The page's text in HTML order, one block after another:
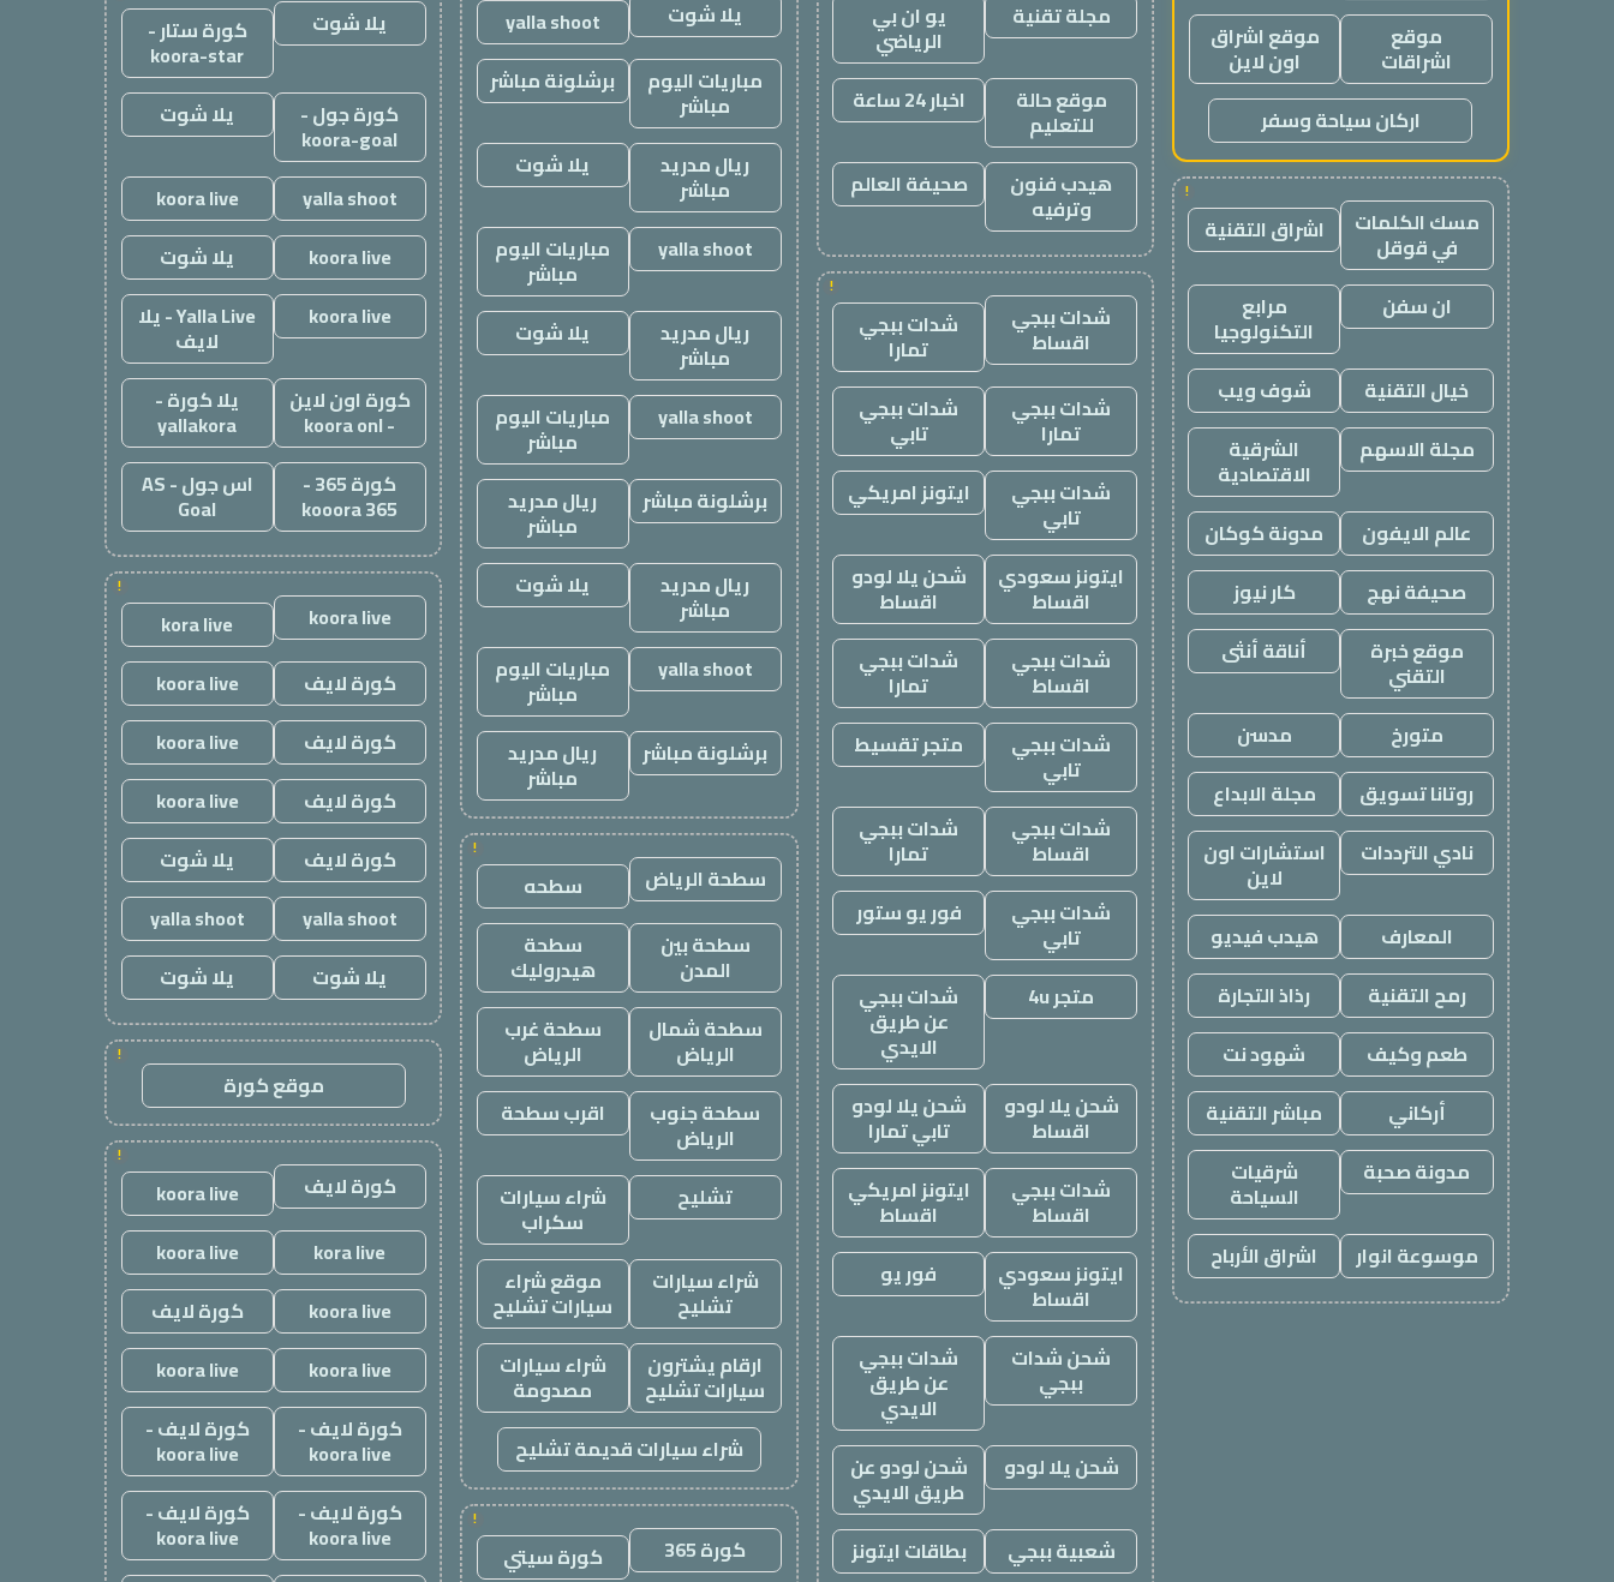
موقع
اشراقات
موقع اشراق
اون لاين
اركان سياحة وسفر
!
مسك الكلمات
في قوقل اشراق التقنية
ان سفن مرابع
التكنولوجيا
خيال التقنية
شوف ويب
مجلة الاسهم
الشرقية
الاقتصادية
عالم الايفون
مدونة كوكان
صحيفة نهج
كار نيوز
موقع خبرة
التقني
أناقة أنثى
متورخ
مدسن
روتانا تسويق
مجلة الابداع
نادي الترددات
استشارات اون
لاين
المعارف
هيدب فيديو
رمح التقنية
رذاذ التجارة
طعم وكيف
شهود نت
أركاني
مباشر التقنية
مدونة صحبة
شرقيات
السياحة
موسوعة انوار
اشراق الأرباح
مجلة تقنية يو ان بي
الرياضي
موقع حالة
للتعليم
اخبار 24 ساعة
هيدب فنون
وترفيه
صحيفة العالم
!
شدات ببجي
اقساط شدات ببجي
تمارا
شدات ببجي
تمارا
شدات ببجي
تابي
شدات ببجي
تابي
ايتونز امريكي
ايتونز سعودي
اقساط
شحن يلا لودو
اقساط
شدات ببجي
اقساط
شدات ببجي
تمارا
شدات ببجي
تابي
متجر تقسيط
شدات ببجي
اقساط
شدات ببجي
تمارا
شدات ببجي
تابي
فور يو ستور
متجر 4u شدات ببجي
عن طريق
الايدي
شحن يلا لودو
اقساط
شحن يلا لودو
تابي تمارا
شدات ببجي
اقساط
ايتونز امريكي
اقساط
ايتونز سعودي
اقساط
فور يو
شحن شدات
ببجي
شدات ببجي
عن طريق
الايدي
شحن يلا لودو
شحن لودو عن
طريق الايدي
شعبية ببجي
بطاقات ايتونز
يلا شوت
yalla shoot
مباريات اليوم
مباشر
برشلونة مباشر
ريال مدريد
مباشر
يلا شوت
yalla shoot مباريات اليوم
مباشر
ريال مدريد
مباشر
يلا شوت
yalla shoot مباريات اليوم
مباشر
برشلونة مباشر
ريال مدريد
مباشر
ريال مدريد
مباشر
يلا شوت
yalla shoot مباريات اليوم
مباشر
برشلونة مباشر
ريال مدريد
مباشر
!
سطحة الرياض
سطحه
سطحة بين
المدن
سطحة
هيدروليك
سطحة شمال
الرياض
سطحة غرب
الرياض
سطحة جنوب
الرياض
اقرب سطحة
تشليح شراء سيارات
سكراب
شراء سيارات
تشليح
موقع شراء
سيارات تشليح
ارقام يشترون
سيارات تشليح
شراء سيارات
مصدومة
شراء سيارات قديمة تشليح
!
كورة 365 كورة سيتي
يلا شوت كورة ستار -
koora-star
كورة جول -
koora-goal
يلا شوت
yalla shoot
koora live
koora live
يلا شوت
koora live
Yalla Live - يلا
لايف
كورة اون لاين
- koora onl
يلا كورة -
yallakora
كورة 365 -
kooora 365
اس جول - AS
Goal
!
koora live
kora live
كورة لايف
koora live
كورة لايف
koora live
كورة لايف
koora live
كورة لايف
يلا شوت
yalla shoot
yalla shoot
يلا شوت
يلا شوت
!
موقع كورة
!
كورة لايف
koora live
kora live
koora live
koora live
كورة لايف
koora live
koora live
كورة لايف -
koora live
كورة لايف -
koora live
كورة لايف -
koora live
كورة لايف -
koora live